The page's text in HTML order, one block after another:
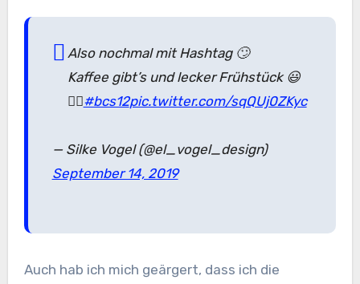
Also nochmal mit Hashtag 🙄
Kaffee gibt’s und lecker Frühstück 😃
👍🏼#bcs12pic.twitter.com/sqQUj0ZKyc
— Silke Vogel (@el_vogel_design)
September 14, 2019
Auch hab ich mich geärgert, dass ich die